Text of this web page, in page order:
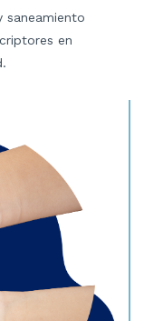
saneamiento
en